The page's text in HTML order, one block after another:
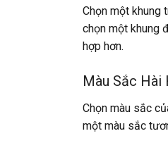
Chọn một khung
chọn một khung
hợp hơn.
Màu Sắc Hài
Chọn màu sắc
một màu sắc